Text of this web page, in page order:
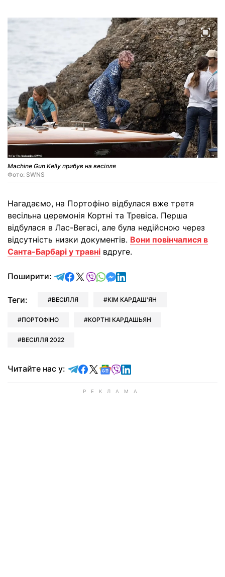
Machine Gun Kelly прибув на весілля
Фото: SWNS
Нагадаємо, на Портофіно відбулася вже третя
весільна церемонія Кортні та Тревіса. Перша
відбулася в Лас-Вегасі, але була недійсною через
відсутність низки документів. Вони повінчалися в
Санта-Барбарі у травні вдруге.
Поширити: відправити у Telegram
поділитись у Facebook
поділитись у X
відправити у Viber
відправити у Whatsapp
відправити у Messenger
відправити у LinkedIn
Теги: ВЕСІЛЛЯ КІМ КАРДАШ'ЯН
ПОРТОФІНО КОРТНІ КАРДАШЬЯН
ВЕСІЛЛЯ 2022
Читайте нас у: Читайте у Telegram
Читайте у Facebook
Читайте у X
Читайте у Google news
Читайте у Viber
Читайте у LinkedIn